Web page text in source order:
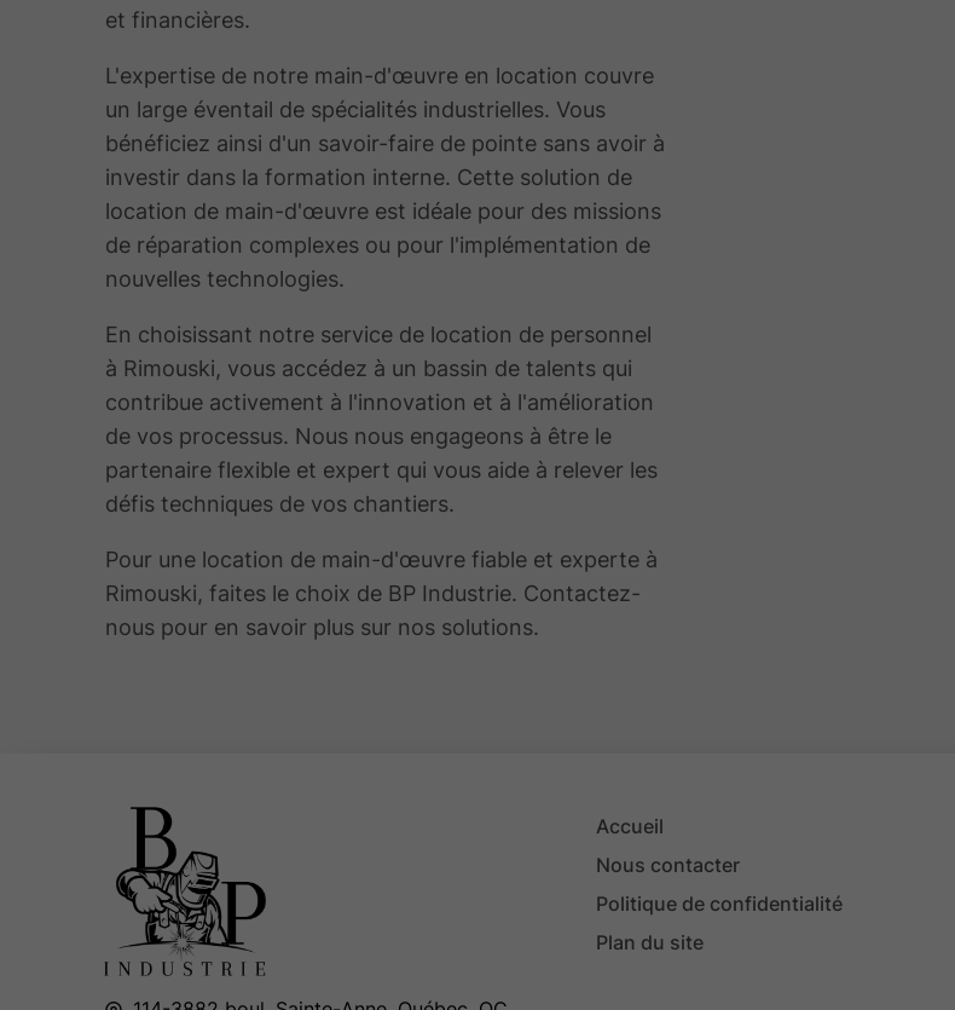
et financières.
L'expertise de notre main-d'œuvre en location couvre
un large éventail de spécialités industrielles. Vous
bénéficiez ainsi d'un savoir-faire de pointe sans avoir à
investir dans la formation interne. Cette solution de
location de main-d'œuvre est idéale pour des missions
de réparation complexes ou pour l'implémentation de
nouvelles technologies.
En choisissant notre service de location de personnel
à Rimouski, vous accédez à un bassin de talents qui
contribue activement à l'innovation et à l'amélioration
de vos processus. Nous nous engageons à être le
partenaire flexible et expert qui vous aide à relever les
défis techniques de vos chantiers.
Pour une location de main-d'œuvre fiable et experte à
Rimouski, faites le choix de BP Industrie. Contactez-
nous pour en savoir plus sur nos solutions.
Accueil
Nous contacter
Politique de confidentialité
Plan du site